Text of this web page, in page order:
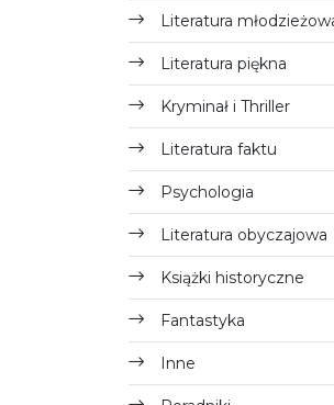
Literatura
Literatura piękna
Kryminał i Thriller
Literatura faktu
Psychologia
Literatura obyczajowa
Książki historyczne
Fantastyka
Inne